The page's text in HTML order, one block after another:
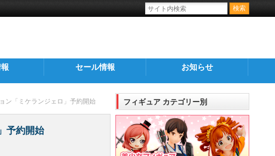
セール情報 お知らせ
ン「ミケランジェロ」予約開始
予約開始
フィギュア カテゴリー別